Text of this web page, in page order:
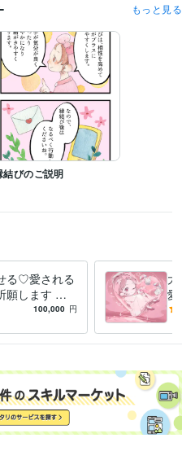
ても、受付できる場合がございます
ね♪
グでお届けできるよう、
経験年数 : 11年
運勢 縁結び
タロット
もっと見る
結びのご説明
る♡愛される
願します 音
ク等、障害が
100,000 円
大好
愛ヒ
縁結
施